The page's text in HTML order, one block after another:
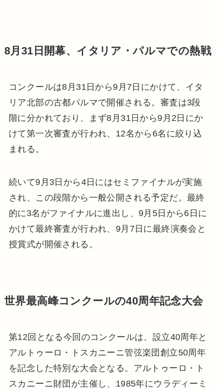
8月31日開幕、イタリア・パルマでの熱戦
コンクールは8月31日から9月7日にかけて、イタ
リア北部の古都パルマで開催される。審査は3段
階に分かれており、まず8月31日から9月2日にか
けて第一次審査が行われ、12名から6名に絞り込
まれる。
続いて9月3日から4日にはセミファイナルが実施
され、この段階から一般公開される予定だ。最終
的に3名がファイナルに進出し、9月5日から6日に
かけて最終審査が行われ、9月7日に最終演奏会と
授賞式が開催される。
世界最高峰コンクールの40周年記念大会
第12回となる今回のコンクールは、設立40周年と
アルトゥーロ・トスカニーニ管弦楽団創立50周年
を記念した特別な大会となる。アルトゥーロ・ト
スカニーニ財団が主催し、1985年にウラディーミ